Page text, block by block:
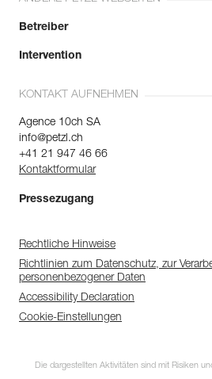
Betreiber
Intervention
KONTAKT AUFNEHMEN
Agence 10ch SA
info@petzl.ch
+41 21 947 46 66
Kontaktformular
Pressezugang
Rechtliche Hinweise
Richtlinien zum Datenschutz, zur
personenbezogener Daten
Accessibility Declaration
Cookie-Einstellungen
Die dargestellten Aktivitäten sind mit Risiken